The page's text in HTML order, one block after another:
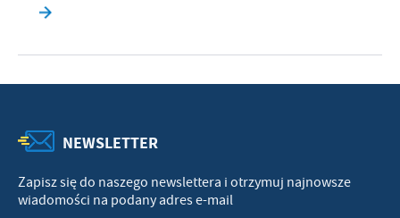
NEWSLETTER
Zapisz się do naszego newslettera i otrzymuj najnowsze
wiadomości na podany adres e-mail